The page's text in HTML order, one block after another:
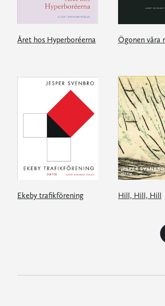
Året hos Hyperboréerna
Ekeby trafikförening Hill, Hill, Hill